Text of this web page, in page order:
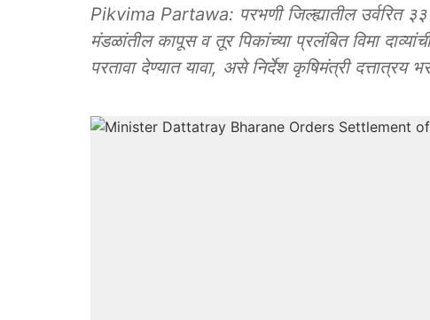
Pikvima Partawa: परभणी जिल्ह्यातील उर्वरित
मंडळांतील कापूस व तूर पिकांच्या प्रलंबित विमा
परतावा देण्यात यावा, असे निर्देश कृषिमंत्री दत्तात्रय